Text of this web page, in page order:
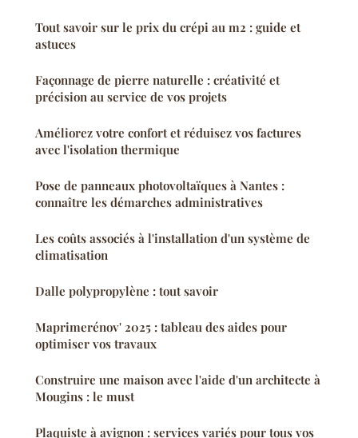
Tout savoir sur le prix du crépi au m2 : guide et
astuces
Façonnage de pierre naturelle : créativité et
précision au service de vos projets
Améliorez votre confort et réduisez vos factures
avec l'isolation thermique
Pose de panneaux photovoltaïques à Nantes :
connaître les démarches administratives
Les coûts associés à l'installation d'un système de
climatisation
Dalle polypropylène : tout savoir
Maprimerénov' 2025 : tableau des aides pour
optimiser vos travaux
Construire une maison avec l'aide d'un architecte à
Mougins : le must
Plaquiste à avignon : services variés pour tous vos